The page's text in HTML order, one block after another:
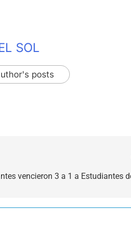
SOL
posts
vencieron 3 a 1 a Estudiantes